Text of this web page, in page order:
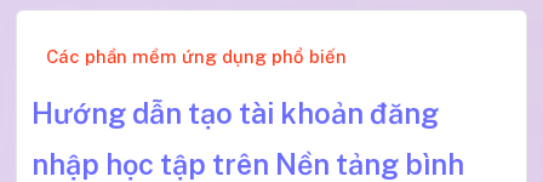
Các phần mềm ứng dụng phổ biến
Hướng dẫn tạo tài khoản đăng
nhập học tập trên Nền tảng bình